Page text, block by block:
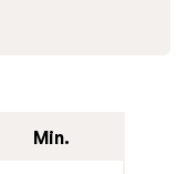
Hurghada. Je hotel
Min.